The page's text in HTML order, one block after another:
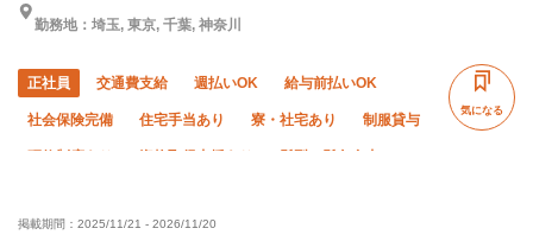
勤務地：埼玉, 東京, 千葉, 神奈川
正社員 交通費支給 週払いOK 給与前払いOK
社会保険完備 住宅手当あり 寮・社宅あり 制服貸与
未経験OK 経験者優遇
気になる
掲載期間： 2025/11/21 - 2026/11/20